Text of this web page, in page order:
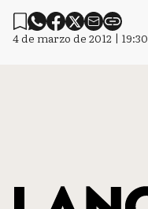
4 de marzo de 2012 | 19:30